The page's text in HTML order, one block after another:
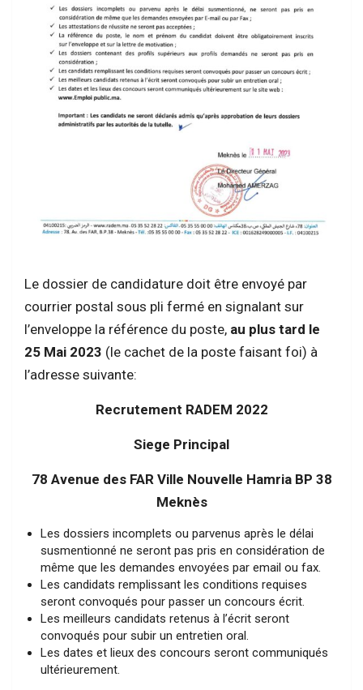
Le dossier de candidature doit être envoyé par
courrier postal sous pli fermé en signalant sur
l’enveloppe la référence du poste, au plus tard le
25 Mai 2023 (le cachet de la poste faisant foi) à
l’adresse suivante:
Recrutement RADEM 2022
Siege Principal
78 Avenue des FAR Ville Nouvelle Hamria BP 38
Meknès
Les dossiers incomplets ou parvenus après le délai
susmentionné ne seront pas pris en considération de
même que les demandes envoyées par email ou fax.
Les candidats remplissant les conditions requises
seront convoqués pour passer un concours écrit.
Les meilleurs candidats retenus à l’écrit seront
convoqués pour subir un entretien oral.
Les dates et lieux des concours seront communiqués
ultérieurement.